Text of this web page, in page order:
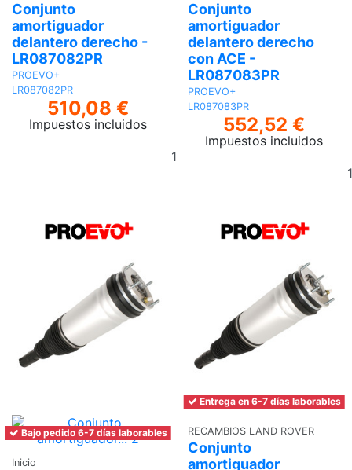
Conjunto
amortiguador
delantero derecho -
LR087082PR
PROEVO+
LR087082PR
510,08 €
Impuestos incluidos
Añadir
Conjunto
amortiguador
delantero derecho
con ACE -
LR087083PR
PROEVO+
LR087083PR
552,52 €
Impuestos incluidos
Bajo pedido 6-7 días laborables
Inicio
Entrega en 6-7 días laborables
RECAMBIOS LAND ROVER
Conjunto
amortiguador